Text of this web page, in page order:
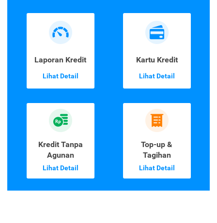
Laporan Kredit
Lihat Detail
Kartu Kredit
Lihat Detail
Kredit Tanpa
Agunan
Lihat Detail
Top-up &
Tagihan
Lihat Detail